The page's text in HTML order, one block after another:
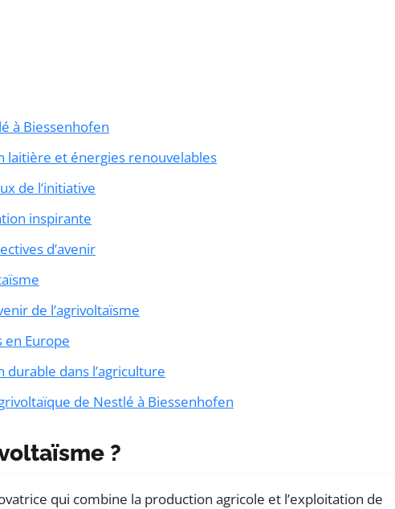
à Biessenhofen
laitière et énergies renouvelables
de l’initiative
inspirante
d’avenir
de l’agrivoltaïsme
en Europe
dans l’agriculture
de Nestlé à Biessenhofen
?
qui combine la production agricole et l’exploitation de